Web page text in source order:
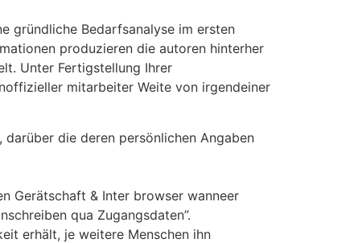
gründliche Bedarfsanalyse im ersten
produzieren die autoren hinterher
Unter Fertigstellung Ihrer
mitarbeiter Weite von irgendeiner
die deren persönlichen Angaben
Gerätschaft & Inter browser wanneer
qua Zugangsdaten”.
erhält, je weitere Menschen ihn